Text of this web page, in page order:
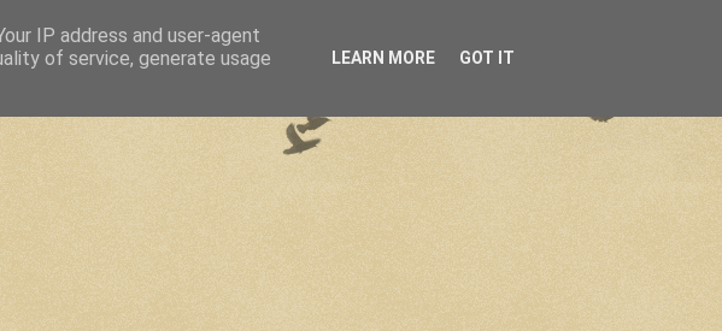
IP address and user-agent
of service, generate usage
LEARN MORE GOT IT